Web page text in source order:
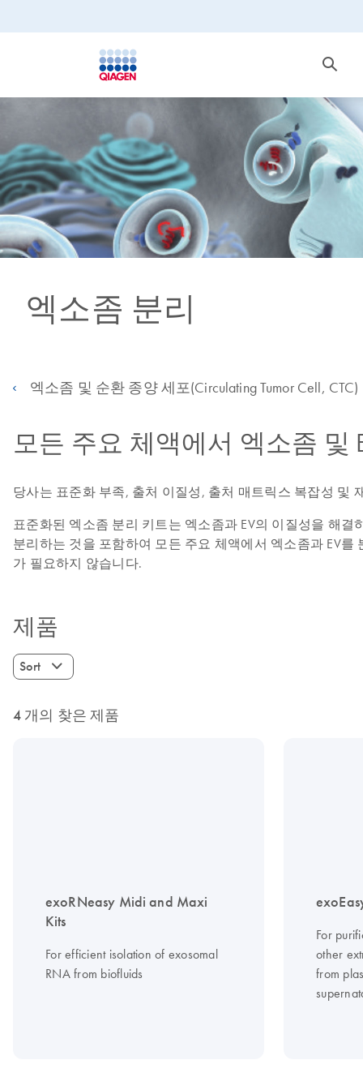
엑소좀 분리
엑소좀 및 순환 종양 세포(Circulating Tumor Cell, CTC)
모든 주요 체액에서 엑소좀 및
당사는 표준화 부족, 출처 이질성, 출처 매트릭스 복잡성 및
표준화된 엑소좀 분리 키트는 엑소좀과 EV의 이질성을 해
분리하는 것을 포함하여 모든 주요 체액에서 엑소좀과 EV
가 필요하지 않습니다.
제품
Sort
4 개의 찾은 제품
exoRNeasy Midi and Maxi
Kits
For efficient isolation of exosomal
RNA from biofluids
For
other
from